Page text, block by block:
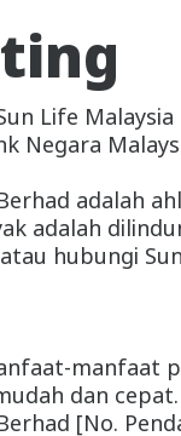
Life
Negara
adalah
adalah
hubungi
dan
[No.